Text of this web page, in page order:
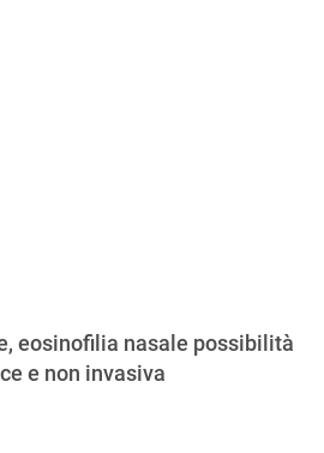
eosinofilia nasale possibilità
e non invasiva